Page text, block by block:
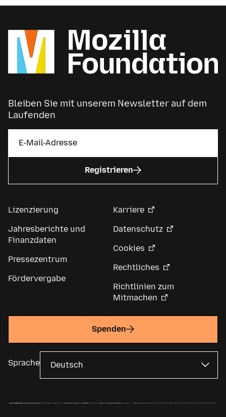
Bleiben Sie mit unserem Newsletter auf dem
Laufenden
Registrieren
Lizenzierung
Jahresberichte und
Finanzdaten
Pressezentrum
Fördervergabe
Karriere
Datenschutz
Cookies
Rechtliches
Richtlinien zum
Mitmachen
Spenden
Sprache